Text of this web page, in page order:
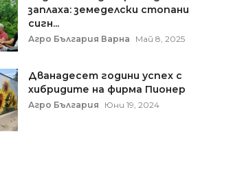
заплаха: земеделски стопани
сигн...
Агро България Варна Май 8, 2025
Дванадесет години успех с
хибридите на фирма Пионер
Агро България Юни 19, 2024